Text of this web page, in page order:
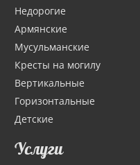
Недорогие
Армянские
Мусульманские
Кресты на могилу
Вертикальные
Горизонтальные
Детские
Услуги